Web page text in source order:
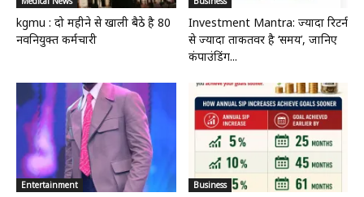
kgmu : दो महीने से खाली बैठे है 80
नवनियुक्त कर्मचारी
Investment Mantra: ज्यादा रिटर्न
से ज्यादा ताकतवर है ‘समय’, जानिए
कंपाउंडिंग...
Entertainment Business